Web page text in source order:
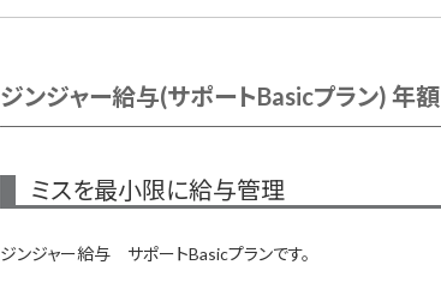
ジンジャー給与(サポートBasicプラン) 年額
ミスを最小限に給与管理
ジンジャー給与 サポートBasicプランです。